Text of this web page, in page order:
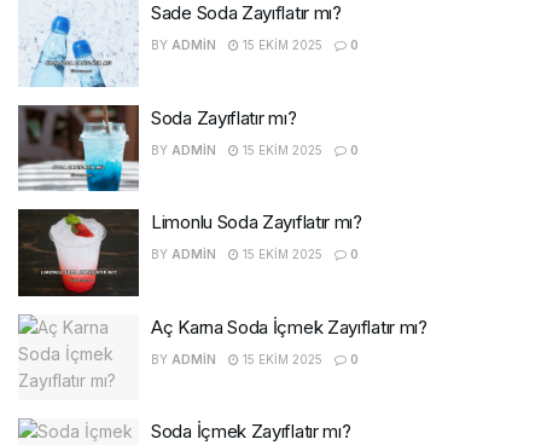
Sade Soda Zayıflatır mı?
BY ADMIN 15 EKIM 2025 0
Soda Zayıflatır mı?
BY ADMIN 15 EKIM 2025 0
Limonlu Soda Zayıflatır mı?
BY ADMIN 15 EKIM 2025 0
Aç Karna Soda İçmek Zayıflatır mı?
BY ADMIN 15 EKIM 2025 0
Soda İçmek Zayıflatır mı?